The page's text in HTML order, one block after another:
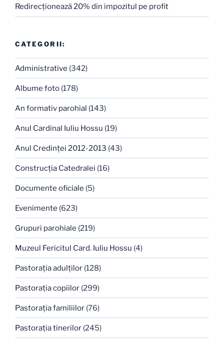
Redirecţionează 20% din impozitul pe profit
CATEGORII:
Administrative (342)
Albume foto (178)
An formativ parohial (143)
Anul Cardinal Iuliu Hossu (19)
Anul Credinţei 2012-2013 (43)
Construcţia Catedralei (16)
Documente oficiale (5)
Evenimente (623)
Grupuri parohiale (219)
Muzeul Fericitul Card. Iuliu Hossu (4)
Pastoraţia adulţilor (128)
Pastoraţia copiilor (299)
Pastoraţia familiilor (76)
Pastoraţia tinerilor (245)